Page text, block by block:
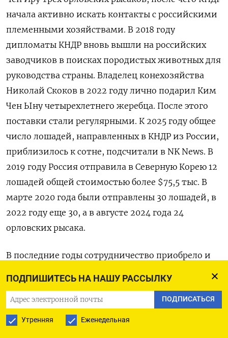
ПОДПИШИТЕСЬ НА НАШУ РАССЫЛКУ
ПОДПИСАТЬСЯ
Утренняя Еженедельная
начала активно искать контакты с российскими
племенными хозяйствами. В 2018 году
дипломаты КНДР вновь вышли на российских
заводчиков в поисках породистых животных для
руководства страны. Владелец конехозяйства
Николай Скоков в 2022 году лично подарил Ким
Чен Ыну четырехлетнего жеребца. После этого
поставки стали регулярными. К 2025 году общее
число лошадей, направленных в КНДР из России,
приблизилось к сотне, подсчитали в NK News. В
2019 году Россия отправила в Северную Корею 12
лошадей общей стоимостью более $75,5 тыс. В
марте 2020 года были отправлены 30 лошадей, в
2022 году еще 30, а в августе 2024 года 24
орловских рысака.
В последние годы сотрудничество приобрело и
приезжали северокорейские специалисты по
коневодству и представители торговых структур
КНДР для переговоров о расширении поставок.